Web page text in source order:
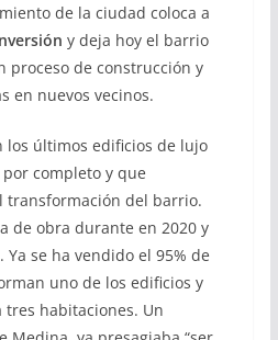
de la ciudad coloca a
y deja hoy el barrio
proceso de construcción y
en nuevos vecinos.
los últimos edificios de lujo
completo y que
transformación del barrio.
de obra durante en 2020 y
Ya se ha vendido el 95% de
uno de los edificios y
habitaciones. Un